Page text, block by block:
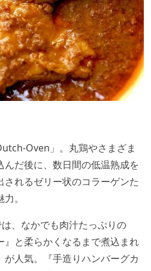
Oven」。丸鶏やさまざま
だ後に、数日間の低温熟成を
れるゼリー状のコラーゲンた
。
、なかでも肉汁たっぷりの
』と柔らかくなるまで煮込まれ
人気。『手造りハンバーグカ